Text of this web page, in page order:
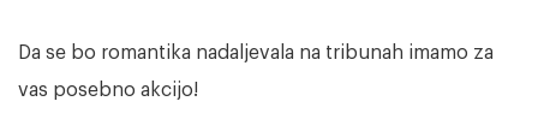
Da se bo romantika nadaljevala na tribunah imamo za
vas posebno akcijo!